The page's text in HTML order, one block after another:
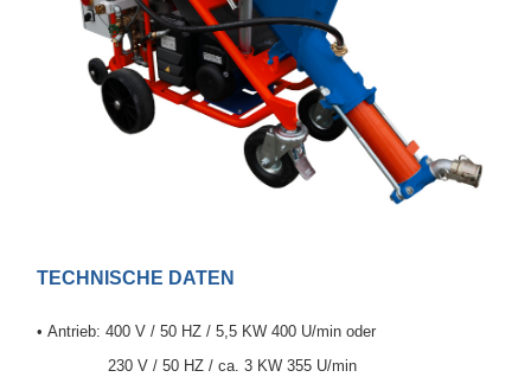
TECHNISCHE DATEN
• Antrieb: 400 V / 50 HZ / 5,5 KW 400 U/min oder
230 V / 50 HZ / ca. 3 KW 355 U/min